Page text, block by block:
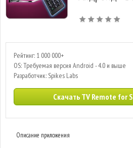
Рейтинг: 1 000 000+
OS: Требуемая версия Android - 4.0 и выше
Разработчик: Spikes Labs
Скачать TV Remote for
Описание приложения